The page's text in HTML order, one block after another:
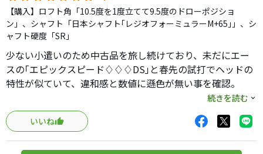
飛距離は申し分ありませんし、とにかく曲がらないです。
構えた感じも、後方へのストレッチが目立たず座りも良い
のでストレスなし。良い買い物でした。あとはこれで強い
フェードボールを打てるように練習します。
普段ドロー系を打っている人、フェード系からドロー系に
変えたい人にはうってつけだと思います。
【購入】ロフト角「10.5度を1度立てて9.5度のドローポジショ
ン」、シャフト「日本シャフト｢レジオフォーミュラーM+65｣」、シ
ャフト硬度「SR」
少ない小遣いのため中古品を旅し続けており、未だにエー
スの｢エピックスピード♢♢♢DS｣と春先の試打でヘッドの
特性が似ていて、違和感と数値に遜色が無い事を確認。
今回マークダウンを機に改めて試打比較したところ、
バラつきの少なさと、その恩恵から強く振り抜けることに
続きを読む
いいね